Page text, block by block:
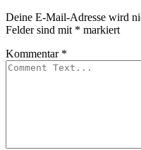
Deine E-Mail-Adresse wird
Felder sind mit * markiert
Kommentar *